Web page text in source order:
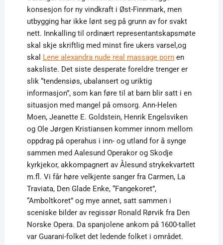
konsesjon for ny vindkraft i Øst-Finnmark, men
utbygging har ikke lønt seg på grunn av for svakt
nett. Innkalling til ordinært representantskapsmøte
skal skje skriftlig med minst fire ukers varsel,og
skal Lene alexandra nude real massage pornen
saksliste. Det siste desperate foreldre trenger er
slik “tendensiøs, ubalansert og uriktig
informasjon”, som kan føre til at barn blir satt i en
situasjon med mangel på omsorg. Ann-Helen
Moen, Jeanette E. Goldstein, Henrik Engelsviken
og Ole Jørgen Kristiansen kommer innom mellom
oppdrag på operahus i inn- og utland for å synge
sammen med Aalesund Operakor og Skodje
kyrkjekor, akkompagnert av Ålesund strykekvartett
m.fl. Vi får høre velkjente sanger fra Carmen, La
Traviata, Den Glade Enke, “Fangekoret”,
“Amboltkoret” og mye annet, satt sammen i
sceniske bilder av regissør Ronald Rørvik fra Den
Norske Opera. Da spanjolene ankom på 1600-tallet
var Guarani-folket det ledende folket i området.